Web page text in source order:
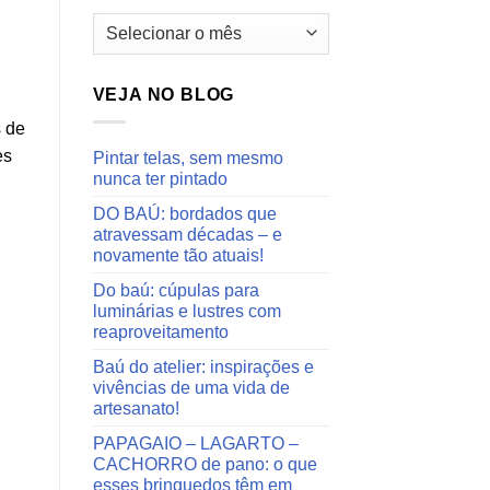
de
Arquivos
VEJA NO BLOG
Pintar telas, sem mesmo
nunca ter pintado
DO BAÚ: bordados que
atravessam décadas – e
novamente tão atuais!
Do baú: cúpulas para
luminárias e lustres com
reaproveitamento
Baú do atelier: inspirações e
vivências de uma vida de
artesanato!
PAPAGAIO – LAGARTO –
CACHORRO de pano: o que
esses brinquedos têm em